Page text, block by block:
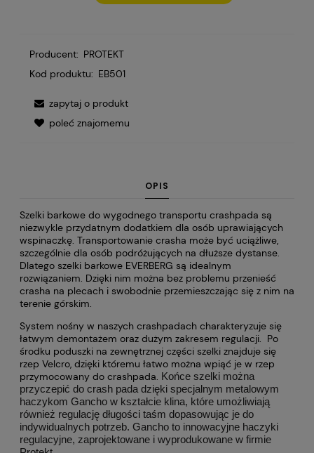
Producent: PROTEKT
Kod produktu: EB501
zapytaj o produkt
poleć znajomemu
OPIS
Szelki barkowe do wygodnego transportu crashpada są
niezwykle przydatnym dodatkiem dla osób uprawiających
wspinaczkę. Transportowanie crasha może być uciążliwe,
szczególnie dla osób podróżujących na dłuższe dystanse.
Dlatego szelki barkowe EVERBERG są idealnym
rozwiązaniem. Dzięki nim można bez problemu przenieść
crasha na plecach i swobodnie przemieszczając się z nim na
terenie górskim.
System nośny w naszych crashpadach charakteryzuje się
łatwym demontażem oraz dużym zakresem regulacji. Po
środku poduszki na zewnętrznej części szelki znajduje się
rzep Velcro, dzięki któremu łatwo można wpiąć je w rzep
przymocowany do crashpada. Końce szelki można
przyczepić do crash pada dzięki specjalnym metalowym
haczykom Gancho w kształcie klina, które umożliwiają
również regulację długości taśm dopasowując je do
indywidualnych potrzeb. Gancho to innowacyjne haczyki
regulacyjne, zaprojektowane i wyprodukowane w firmie